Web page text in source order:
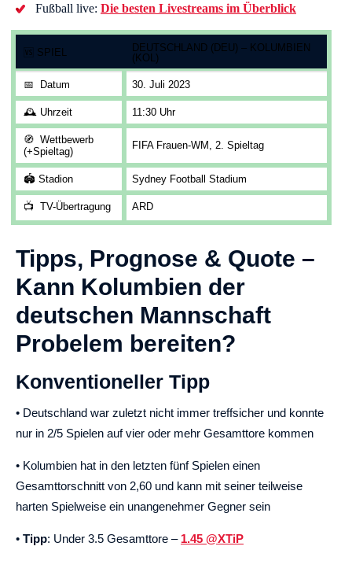
Fußball live: Die besten Livestreams im Überblick
🆚 SPIEL
DEUTSCHLAND (DEU) – KOLUMBIEN
(KOL)
📅 Datum 30. Juli 2023
🕰️ Uhrzeit 11:30 Uhr
🧭 Wettbewerb
(+Spieltag)
FIFA Frauen-WM, 2. Spieltag
🏟️ Stadion Sydney Football Stadium
📺 TV-Übertragung ARD
Tipps, Prognose & Quote –
Kann Kolumbien der
deutschen Mannschaft
Probelem bereiten?
Konventioneller Tipp
• Deutschland war zuletzt nicht immer treffsicher und konnte
nur in 2/5 Spielen auf vier oder mehr Gesamttore kommen
• Kolumbien hat in den letzten fünf Spielen einen
Gesamttorschnitt von 2,60 und kann mit seiner teilweise
harten Spielweise ein unangenehmer Gegner sein
• Tipp: Under 3.5 Gesamttore – 1.45 @XTiP